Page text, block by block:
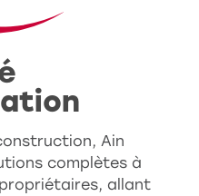
Ain
complètes à
allant